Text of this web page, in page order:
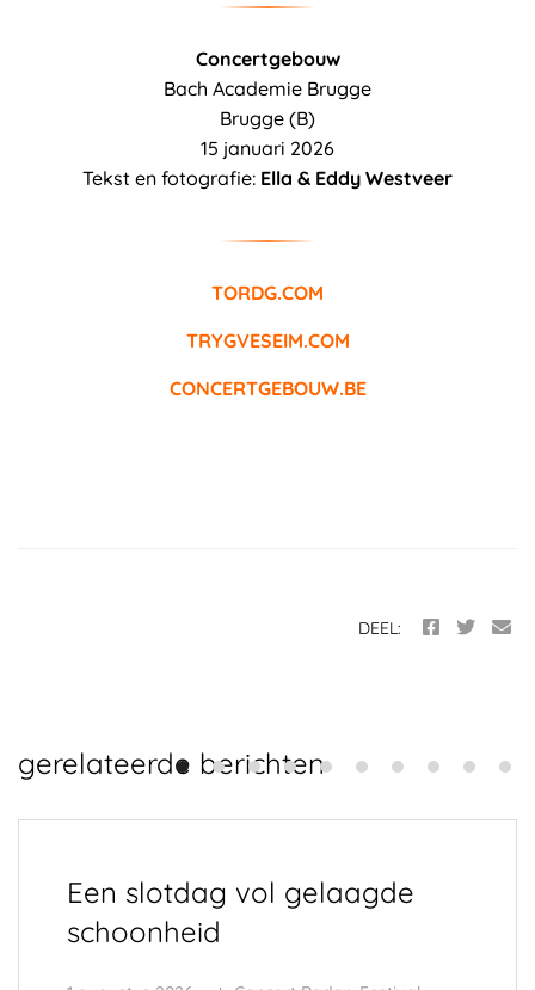
Concertgebouw
Bach Academie Brugge
Brugge (B)
15 januari 2026
Tekst en fotografie: Ella & Eddy Westveer
TORDG.COM
TRYGVESEIM.COM
CONCERTGEBOUW.BE
DEEL:
gerelateerde berichten
Een slotdag vol gelaagde
schoonheid